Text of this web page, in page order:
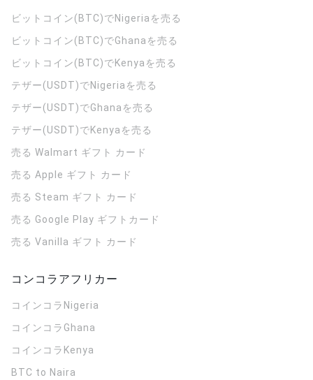
ビットコイン(BTC)でNigeriaを売る
ビットコイン(BTC)でGhanaを売る
ビットコイン(BTC)でKenyaを売る
テザー(USDT)でNigeriaを売る
テザー(USDT)でGhanaを売る
テザー(USDT)でKenyaを売る
売る Walmart ギフト カード
売る Apple ギフト カード
売る Steam ギフト カード
売る Google Play ギフトカード
売る Vanilla ギフト カード
コンコラアフリカー
コインコラ Nigeria
コインコラ Ghana
コインコラ Kenya
BTC to Naira